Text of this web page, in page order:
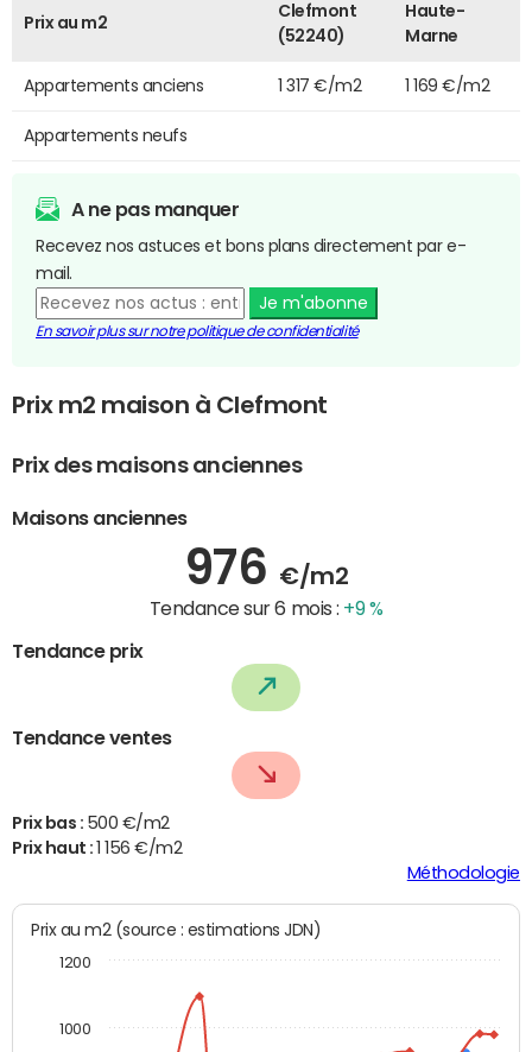
Prix au m2
Clefmont
(52240)
Haute-
Marne
Appartements anciens 1 317 €/m2 1 169 €/m2
Appartements neufs
A ne pas manquer
Recevez nos astuces et bons plans directement par e-
mail.
Je m'abonne
En savoir plus sur notre politique de confidentialité
Prix m2 maison à Clefmont
Prix des maisons anciennes
Maisons anciennes
976 €/m2
Tendance sur 6 mois : +9 %
Tendance prix
Tendance ventes
Prix bas : 500 €/m2
Prix haut :
1 156 €/m2
Méthodologie
Prix au m2 (source : estimations JDN)
1000
1200